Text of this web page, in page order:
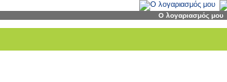
Ο λογαριασμός μου